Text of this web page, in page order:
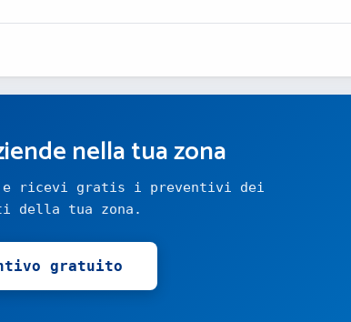
nella tua zona
e ricevi gratis i preventivi dei
della tua zona.
gratuito